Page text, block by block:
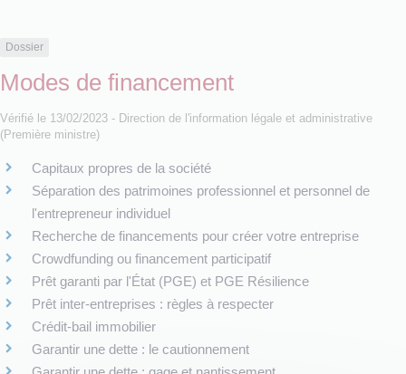
Dossier
Modes de financement
Vérifié le 13/02/2023 - Direction de l'information légale et administrative
(Première ministre)
Capitaux propres de la société
Séparation des patrimoines professionnel et personnel de
l'entrepreneur individuel
Recherche de financements pour créer votre entreprise
Crowdfunding ou financement participatif
Prêt garanti par l'État (PGE) et PGE Résilience
Prêt inter-entreprises : règles à respecter
Crédit-bail immobilier
Garantir une dette : le cautionnement